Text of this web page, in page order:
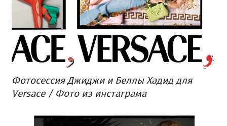
Фотосессия Джиджи и Беллы Хадид для
Versace / Фото из инстаграма